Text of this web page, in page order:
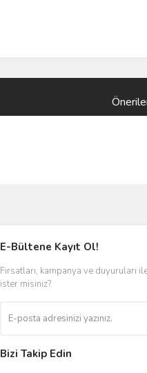
E-Bültene Kayıt Ol!
Fırsatları, kampanya ve duyuruları
ister misiniz?
Bizi Takip Edin